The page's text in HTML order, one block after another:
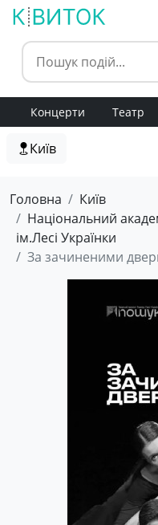
Концерти Театр
Київ
Головна
Київ
Національний
ім.Лесі Українки
За зачиненими